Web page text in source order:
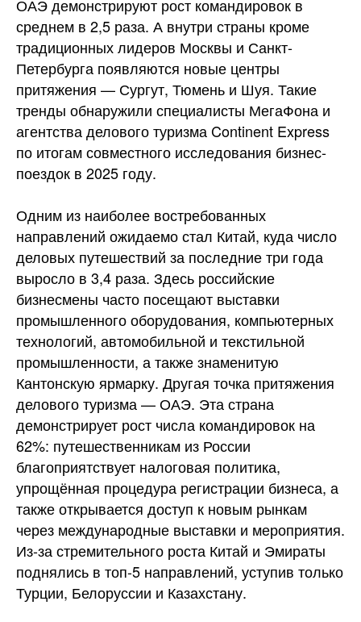
ОАЭ демонстрируют рост командировок в
среднем в 2,5 раза. А внутри страны кроме
традиционных лидеров Москвы и Санкт-
Петербурга появляются новые центры
притяжения — Сургут, Тюмень и Шуя. Такие
тренды обнаружили специалисты МегаФона и
агентства деловоготуризма Continent Express
по итогам совместного исследования бизнес-
поездок в 2025 году.
Одним из наиболее востребованных
направлений ожидаемо стал Китай, куда число
деловых путешествий за последние три года
выросло в 3,4 раза. Здесь российские
бизнесмены часто посещают выставки
промышленного оборудования, компьютерных
технологий, автомобильной и текстильной
промышленности, а также знаменитую
Кантонскую ярмарку. Другая точка притяжения
делового туризма — ОАЭ. Эта страна
демонстрирует рост числа командировок на
62%: путешественникам из России
благоприятствует налоговая политика,
упрощённая процедура регистрации бизнеса, а
также открывается доступ к новым рынкам
через международные выставки и мероприятия.
Из-за стремительного роста Китай и Эмираты
поднялись в топ-5 направлений, уступив только
Турции, Белоруссии и Казахстану.